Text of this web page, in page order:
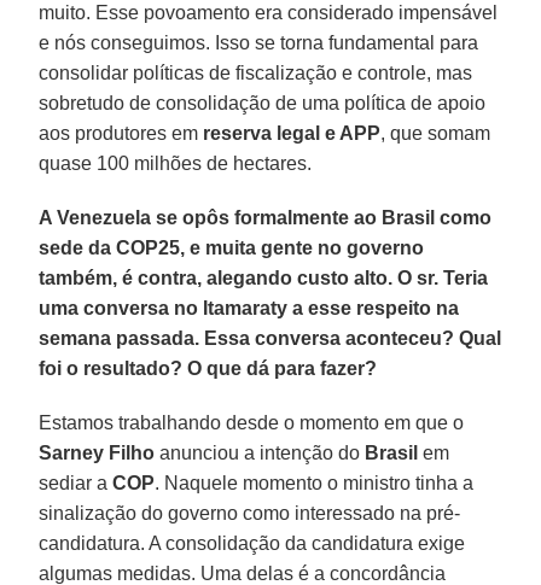
muito. Esse povoamento era considerado impensável
e nós conseguimos. Isso se torna fundamental para
consolidar políticas de fiscalização e controle, mas
sobretudo de consolidação de uma política de apoio
aos produtores em reserva legal e APP, que somam
quase 100 milhões de hectares.
A Venezuela se opôs formalmente ao Brasil como
sede da COP25, e muita gente no governo
também, é contra, alegando custo alto. O sr. Teria
uma conversa no Itamaraty a esse respeito na
semana passada. Essa conversa aconteceu? Qual
foi o resultado? O que dá para fazer?
Estamos trabalhando desde o momento em que o
Sarney Filho anunciou a intenção do Brasil em
sediar aCOP. Naquele momento o ministro tinha a
sinalização do governo como interessado na pré-
candidatura. A consolidação da candidatura exige
algumas medidas. Uma delas é a concordância